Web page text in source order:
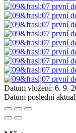
Datum vložení: 6. 9.
Datum poslední